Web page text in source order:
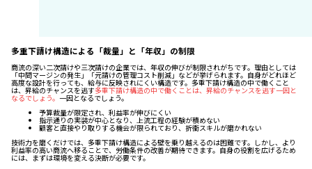
多重下請け構造による「裁量」と「年収」の制限
商流の深い二次請けや三次請けの企業では、年収の伸びが制限されがちです。理由としては
「中間マージンの発生」「元請けの管理コスト削減」などが挙げられます。自身がどれほど
高度な設計を行っても、給与に反映されにくい構造です。多重下請け構造の中で働くこと
は、昇給のチャンスを逃す多重下請け構造の中で働くことは、昇給のチャンスを逃す一因と
なるでしょう。 一因となるでしょう。
予算裁量が限定され、利益率が伸びにくい
指示通りの実装が中心となり、上流工程の経験が積めない
顧客と直接やり取りする機会が限られており、折衝スキルが磨かれない
技術力を磨くだけでは、多重下請け構造による壁を乗り越えるのは困難です。しかし、より
利益率の高い商流へ移ることで、労働条件の改善が期待できます。自身の役割を広げるため
には、まずは環境を変える決断が必要です。